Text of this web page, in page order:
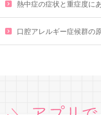
熱中症の症状と重症度に
口腔アレルギー症候群の